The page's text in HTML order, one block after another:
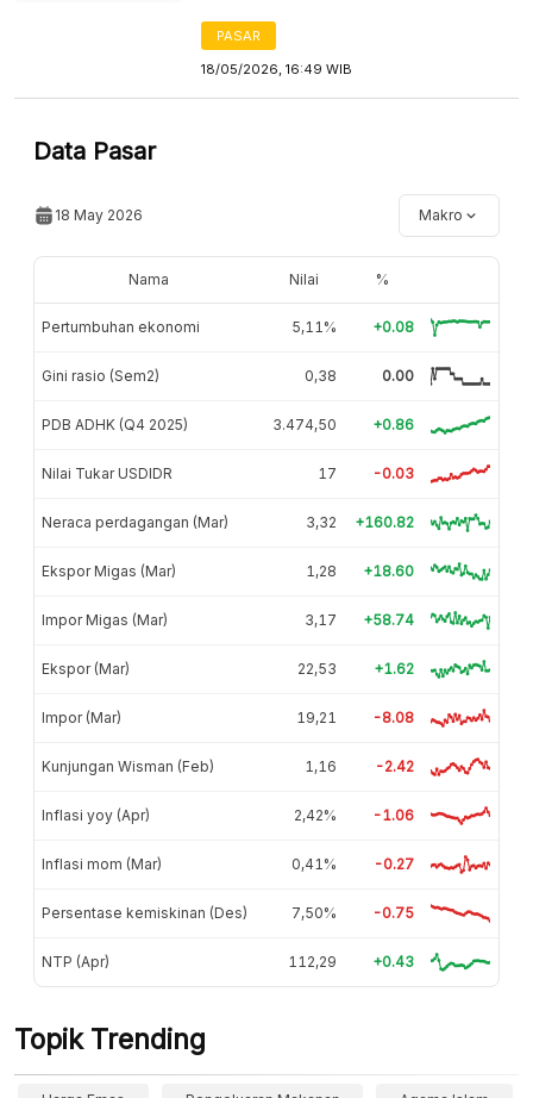
PASAR
18/05/2026, 16:49 WIB
Data Pasar
18 May 2026 Makro
Nama Nilai %
Pertumbuhan ekonomi 5,11% +0.08
Gini rasio (Sem2) 0,38 0.00
PDB ADHK (Q4 2025) 3.474,50 +0.86
Nilai Tukar USDIDR 17 -0.03
Neraca perdagangan (Mar) 3,32 +160.82
Ekspor Migas (Mar) 1,28 +18.60
Impor Migas (Mar) 3,17 +58.74
Ekspor (Mar) 22,53 +1.62
Impor (Mar) 19,21 -8.08
Kunjungan Wisman (Feb) 1,16 -2.42
Inflasi yoy (Apr) 2,42% -1.06
Inflasi mom (Mar) 0,41% -0.27
Persentase kemiskinan (Des) 7,50% -0.75
NTP (Apr) 112,29 +0.43
Topik Trending